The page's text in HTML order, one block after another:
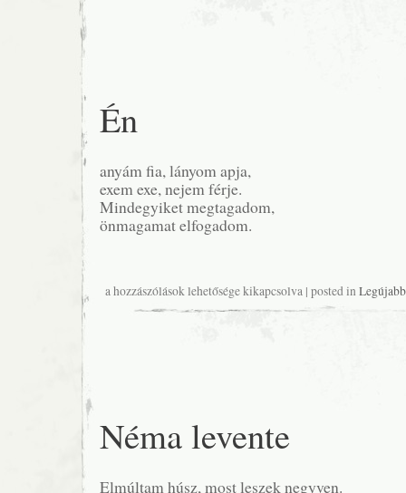
Én
anyám fia, lányom apja,
exem exe, nejem férje.
Mindegyiket megtagadom,
önmagamat elfogadom.
Én
a hozzászólások lehetősége kikapcsolva| posted in
Néma levente
Elmúltam húsz, most leszek negyven.